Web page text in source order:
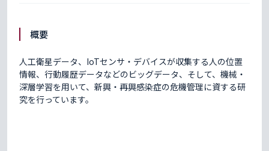
概要
人工衛星データ、IoTセンサ・デバイスが収集する人の位置
情報、行動履歴データなどのビッグデータ、そして、機械・
深層学習を用いて、新興・再興感染症の危機管理に資する研
究を行っています。